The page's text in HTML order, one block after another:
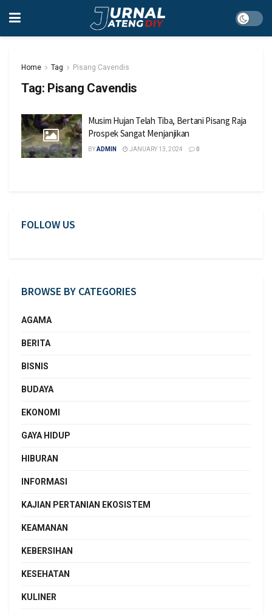
Home Tag Pisang Cavendis
Tag: Pisang Cavendis
Musim Hujan Telah Tiba, Bertani Pisang Raja
Prospek Sangat Menjanjikan
BYADMIN JANUARY 13, 2024 0
FOLLOW US
BROWSE BY CATEGORIES
AGAMA
BERITA
BISNIS
BUDAYA
EKONOMI
GAYA HIDUP
HIBURAN
INFORMASI
KAJIAN PERTANIAN EKOSISTEM
KEAMANAN
KEBERSIHAN
KESEHATAN
KULINER